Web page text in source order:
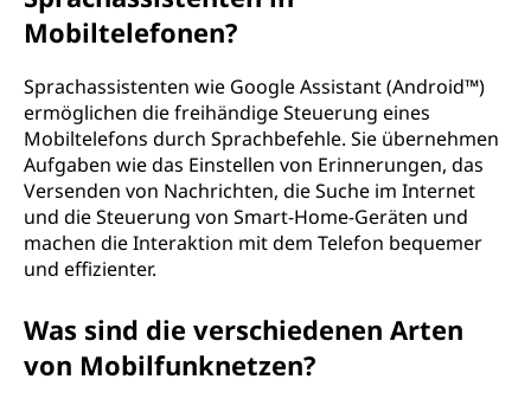
Mobiltelefonen?
Sprachassistenten wie Google Assistant (Android™)
ermöglichen die freihändige Steuerung eines
Mobiltelefons durch Sprachbefehle. Sie übernehmen
Aufgaben wie das Einstellen von Erinnerungen, das
Versenden von Nachrichten, die Suche im Internet
und die Steuerung von Smart-Home-Geräten und
machen die Interaktion mit dem Telefon bequemer
und effizienter.
Was sind die verschiedenen Arten
von Mobilfunknetzen?